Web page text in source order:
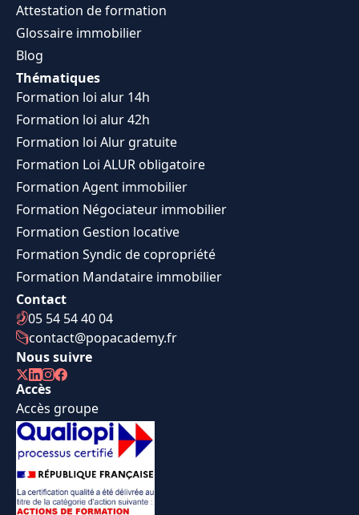
Attestation de formation
Glossaire immobilier
Blog
Thématiques
Formation loi alur 14h
Formation loi alur 42h
Formation loi Alur gratuite
Formation Loi ALUR obligatoire
Formation Agent immobilier
Formation Négociateur immobilier
Formation Gestion locative
Formation Syndic de copropriété
Formation Mandataire immobilier
Contact
05 54 54 40 04
contact@popacademy.fr
Nous suivre
Accès
Accès groupe